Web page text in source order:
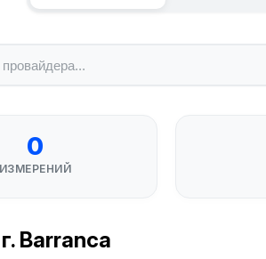
0
ИЗМЕРЕНИЙ
Barranca